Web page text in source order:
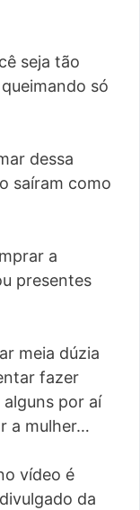
seja tão
só
dessa
saíram como
a
presentes
meia dúzia
fazer
por aí
a mulher…
vídeo é
da